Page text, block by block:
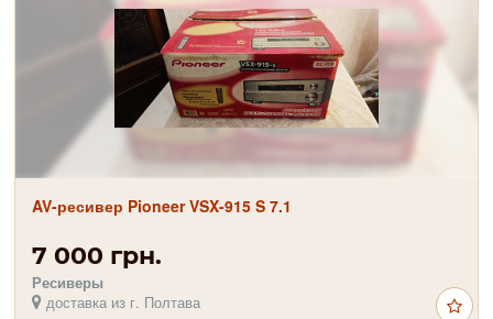
AV-ресивер Pioneer VSX-915 S 7.1
7 000 грн.
Ресиверы
доставка из г. Полтава